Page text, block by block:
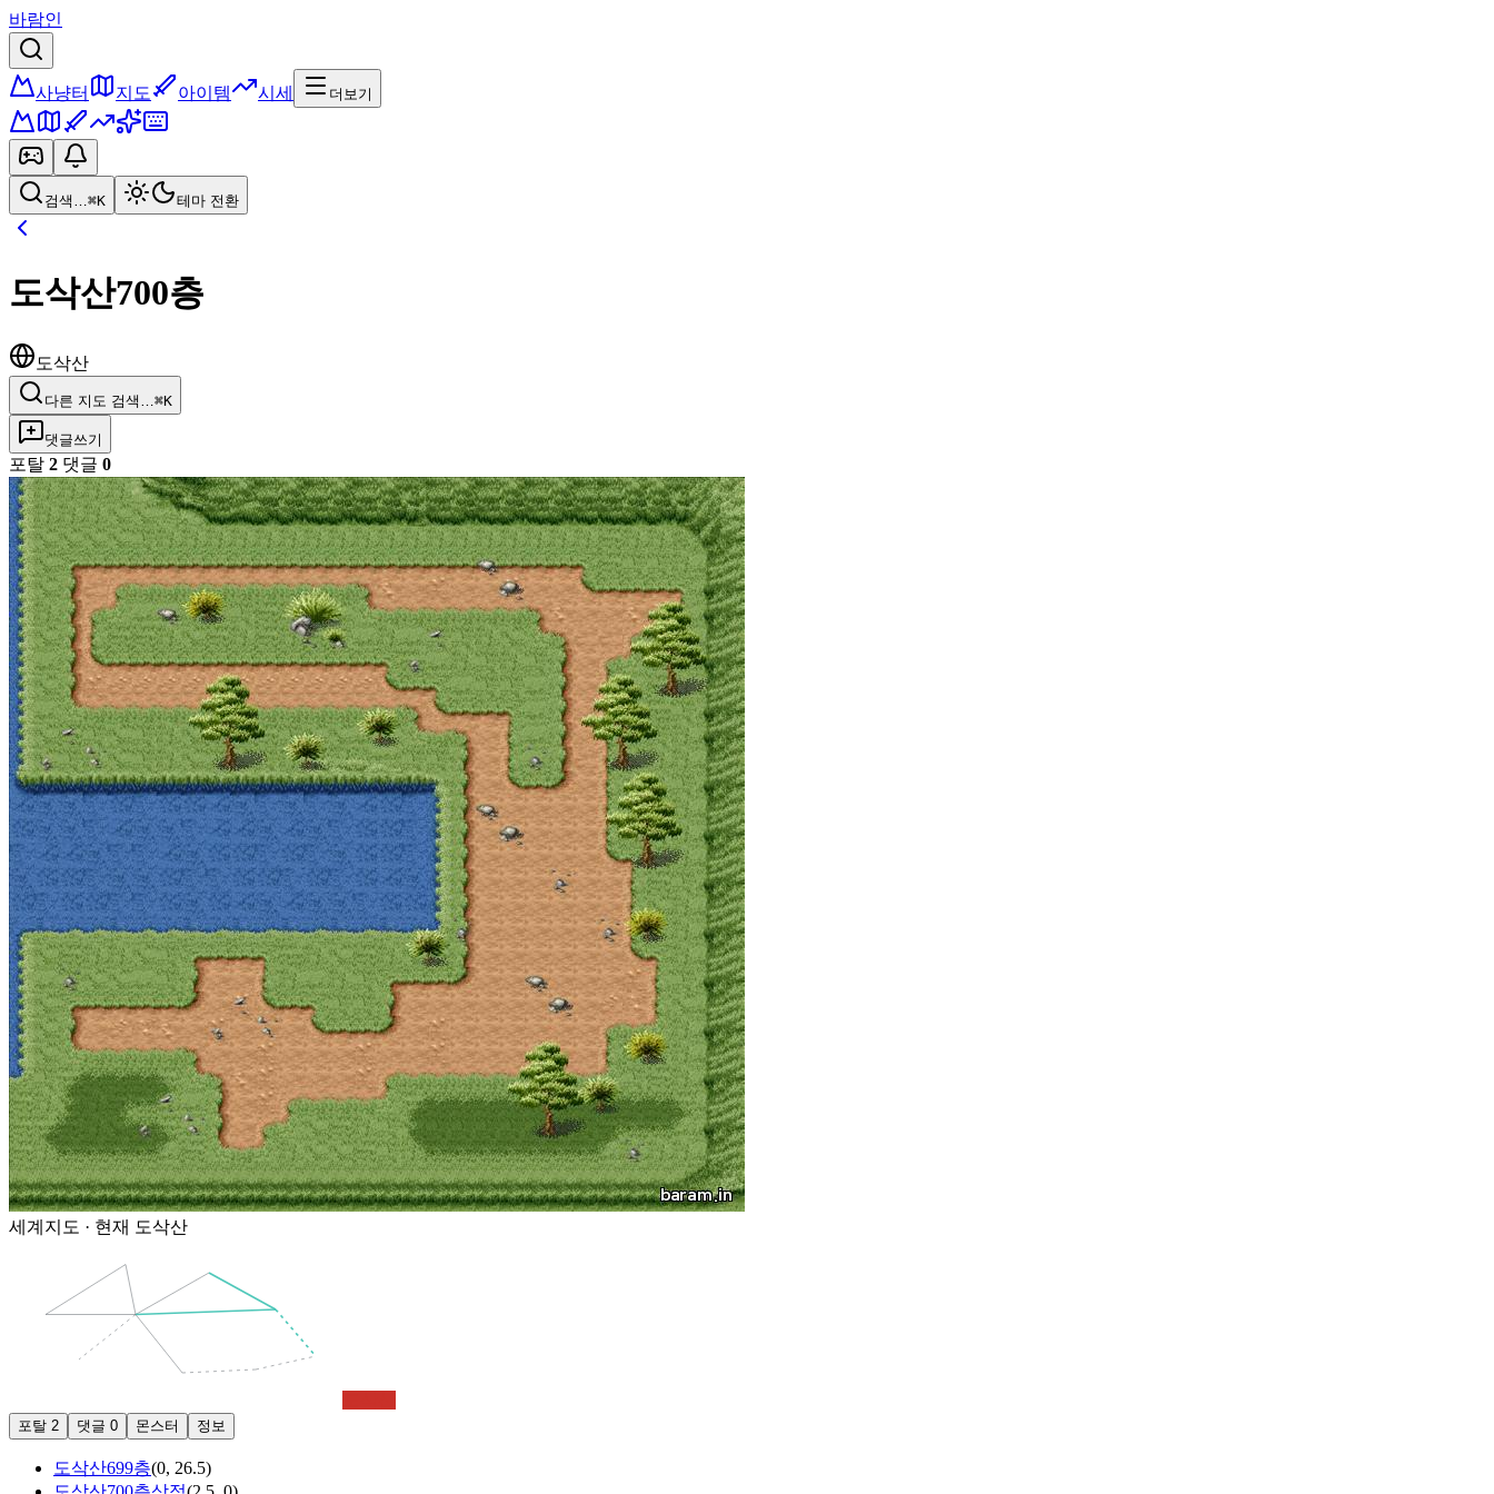
바람인
사냥터 지도 아이템 시세 더보기
검색…⌘K 테마 전환
도삭산700층
도삭산
다른 지도 검색… ⌘K
댓글쓰기
포탈 2 댓글 0
세계지도 · 현재 도삭산
포탈 2 댓글 0 몬스터 정보
도삭산699층(0, 26.5)